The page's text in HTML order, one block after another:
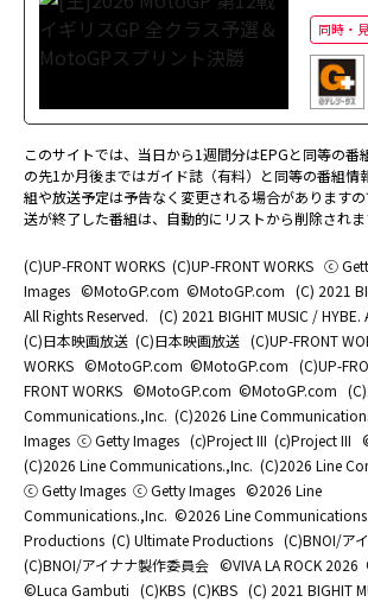
同時・
このサイトでは、当日から1週間分はEPGと同等の番
の先1か月後まではガイド誌（有料）と同等の番組情
組や放送予定は予告なく変更される場合があります
送が終了した番組は、自動的にリストから削除されま
(C)UP-FRONT WORKS (C)UP-FRONT WORKS ⓒ
Images ©MotoGP.com ©MotoGP.com (C) 2021
All Rights Reserved. (C) 2021 BIGHIT MUSIC / HYBE.
(C)日本映画放送 (C)日本映画放送 (C)UP-FRONT
WORKS ©MotoGP.com ©MotoGP.com (C)UP-
FRONT WORKS ©MotoGP.com ©MotoGP.com
Communications.,Inc. (C)2026 Line
Images ⓒ Getty Images (c)Project III (c)Project III
(C)2026 Line Communications.,Inc. (C)2026 Line
ⓒ Getty Images ⓒ Getty Images ©2026 Line
Communications.,Inc. ©2026 Line
Productions (C) Ultimate Productions (C)BNOI/ア
(C)BNOI/アイナナ製作委員会 ©️VIVA LA ROCK 2026
©Luca Gambuti (C)KBS (C)KBS (C) 2021 BIGHIT